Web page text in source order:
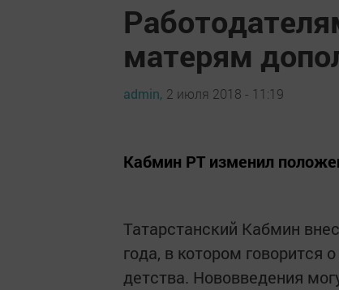
матерям
admin, 2 июля 2018 - 11:19
Кабмин РТ изменил
Татарстанский Кабмин
года, в котором говорится
детства. Нововведения